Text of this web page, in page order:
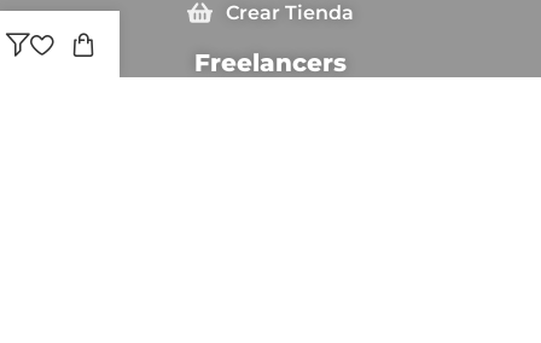
Crear Tienda
Freelancers